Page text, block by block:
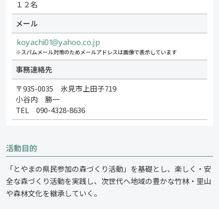
１２名
メール
※スパムメール対策のためメールアドレスは画像で表示しています
事務連絡先
〒935-0035 氷見市上田子719
小谷内 勝一
TEL 090-4328-8636
活動目的
「とやまの県民参加の森づくり活動」を基礎とし、楽しく・安
全な森づくり活動を実践し、次世代へ地域の豊かな竹林・里山
や森林文化を継承していく。